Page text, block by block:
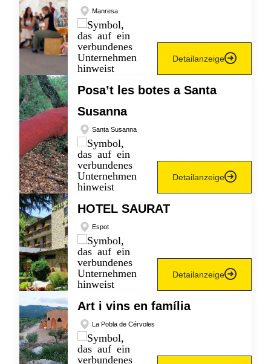
Manresa
Detailanzeige
Posa’t les botes a Santa
Susanna
Santa Susanna
Detailanzeige
HOTEL SAURAT
Espot
Detailanzeige
Art i vins en família
La Pobla de Cérvoles